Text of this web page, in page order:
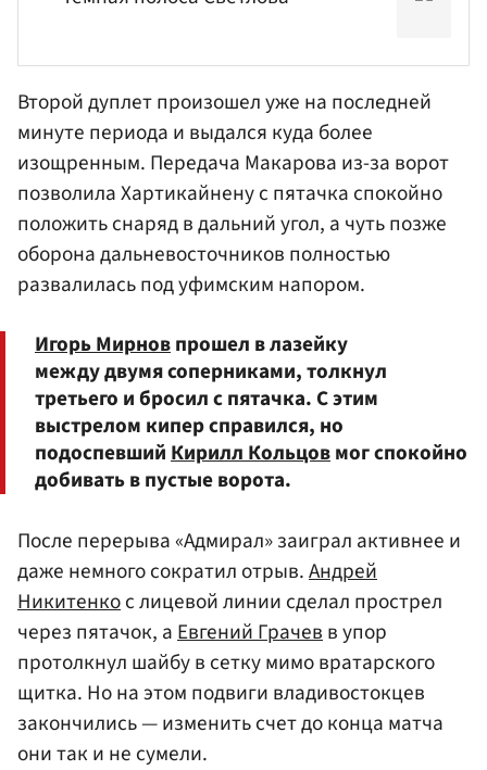
Второй дуплет произошел уже на последней
минуте периода и выдался куда более
изощренным. Передача Макарова из-за ворот
позволилаХартикайненус пятачка спокойно
положить снаряд в дальний угол, а чуть позже
оборона дальневосточников полностью
развалилась под уфимским напором.
Игорь Мирновпрошел в лазейку
между двумя соперниками, толкнул
третьего и бросил с пятачка. С этим
выстрелом кипер справился, но
подоспевшийКирилл Кольцовмог спокойно
добивать в пустые ворота.
После перерыва «Адмирал» заиграл активнее и
даже немного сократил отрыв.Андрей
Никитенкос лицевой линии сделал прострел
через пятачок, аЕвгений Грачевв упор
протолкнул шайбу в сетку мимо вратарского
щитка. Но на этом подвиги владивостокцев
закончились — изменить счет до конца матча
они так и не сумели.